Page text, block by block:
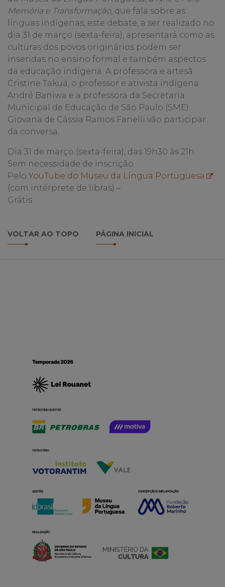
Memória e Transformação, que fala sobre as
línguas indígenas, este debate, a ser realizado no
dia 31 de março (sexta-feira), apresentará como as
culturas dos povos originários podem ser
inseridas no ensino formal e também aspectos
da educação indígena. A professora e artesã
Cristine Takuá, o professor e ativista indígena
André Baniwa e a professora da Secretaria
Municipal de Educação de São Paulo (SME)
Giovana de Cássia Ramos Fanelli vão participar
da conversa.
Dia 31 de março (sexta-feira), das 19h30 às 21h
Sem necessidade de inscrição
Pelo YouTube do Museu da Língua Portuguesa
(com intérprete de libras) –
Grátis
VOLTAR AO TOPO PÁGINA INICIAL